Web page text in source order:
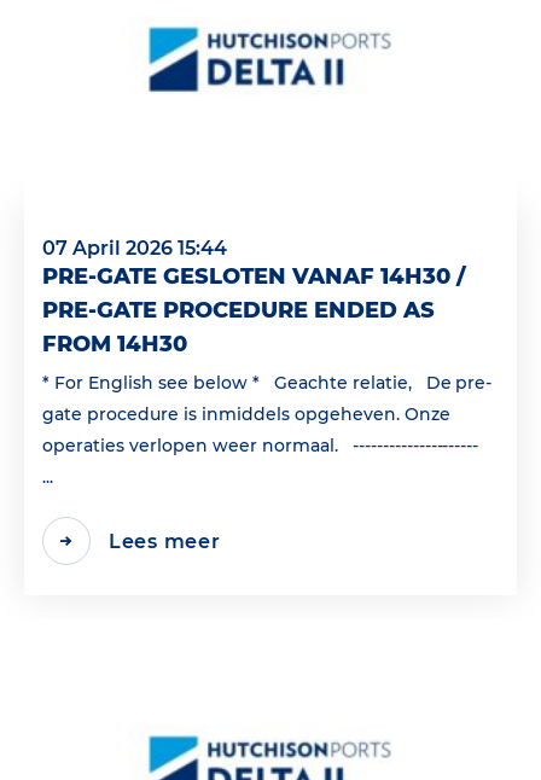
07 April 2026 15:44
PRE-GATE GESLOTEN VANAF 14H30 /
PRE-GATE PROCEDURE ENDED AS
FROM 14H30
* For English see below * Geachte relatie, De pre-
gate procedure is inmiddels opgeheven. Onze
operaties verlopen weer normaal. ---------------------
...
Lees meer